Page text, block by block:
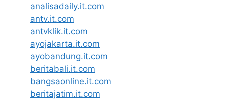
analisadaily.it.com
antv.it.com
antvklik.it.com
ayojakarta.it.com
ayobandung.it.com
beritabali.it.com
bangsaonline.it.com
beritajatim.it.com